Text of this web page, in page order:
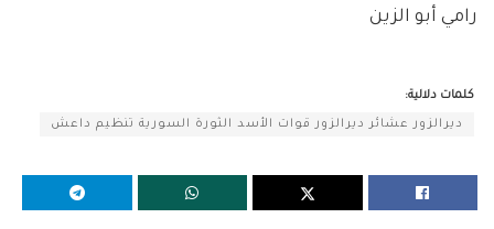
رامي أبو الزين
كلمات دلالية:
ديرالزور عشائر ديرالزور قوات الأسد الثورة السورية تنظيم داعش